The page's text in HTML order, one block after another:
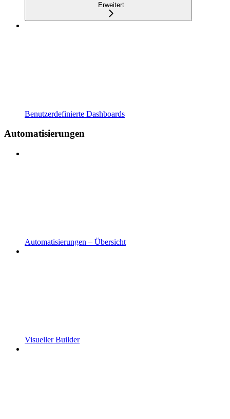
Erweitert
Benutzerdefinierte Dashboards
Automatisierungen
Automatisierungen – Übersicht
Visueller Builder